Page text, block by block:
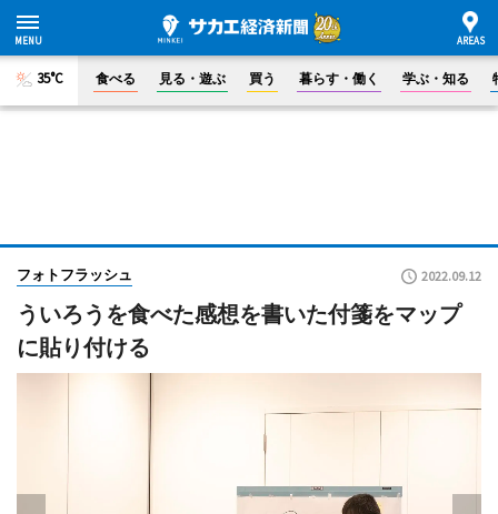
35°C 食べる 見る・遊ぶ 買う 暮らす・働く 学ぶ・知る
フォトフラッシュ 2022.09.12
ういろうを食べた感想を書いた付箋をマップ
に貼り付ける